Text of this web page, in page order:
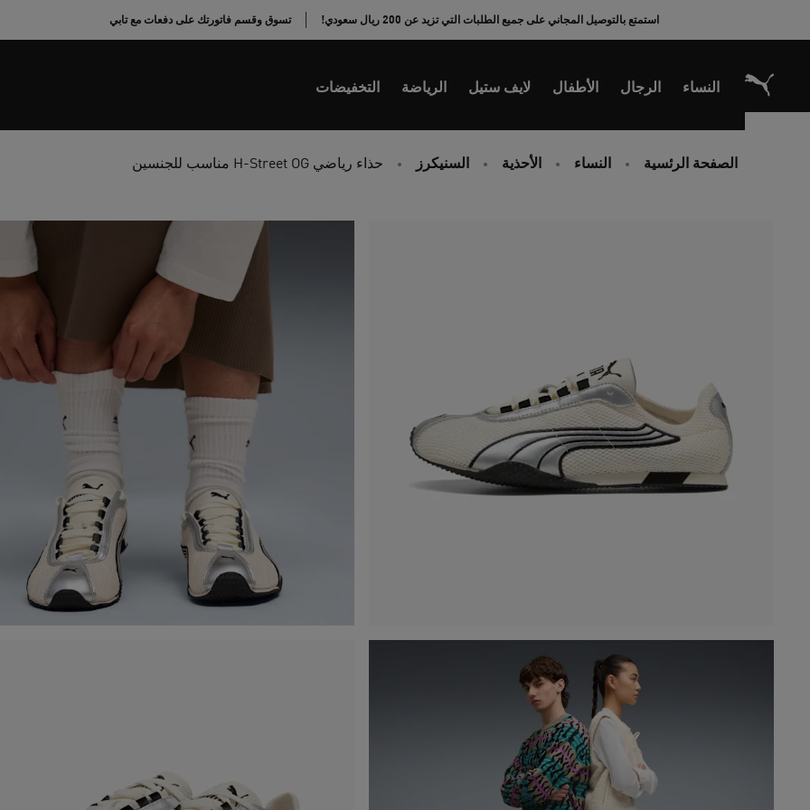
استمتع بالتوصيل المجاني على جميع الطلبات التي تزيد عن 200 ريال سعودي! تسوق وقسم فاتورتك على دفعات مع تابي
النساء الرجال الأطفال لايف ستيل الرياضة التخفيضات
الصفحة الرئسية النساء الأحذية السنيكرز حذاء رياضي H-Street OG مناسب للجنسين